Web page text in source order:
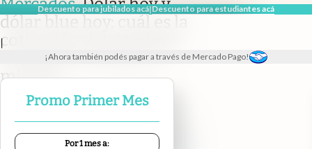
Descuento para jubilados acá|Descuento para estudiantes acá
|
¡Ahora también podés pagar a través de Mercado Pago!
Promo Primer Mes
Por 1 mes a:
Mercados.Dólar hoy y
dólar blue hoy: cuál es la
cotización del domingo
9 de agosto minuto a
minuto